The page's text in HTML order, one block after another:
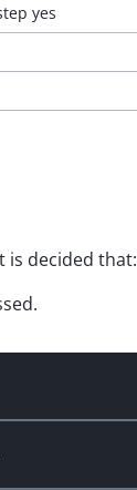
yes
is decided that: